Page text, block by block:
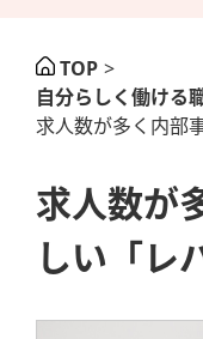
TOP >
自分らしく働ける
求人数が多く内部
求人数が
しい「レ